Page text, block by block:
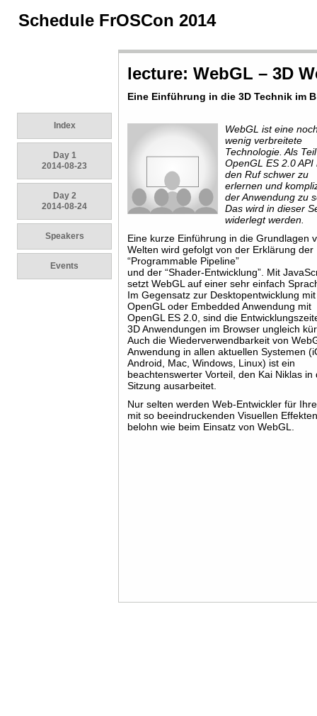
Schedule FrOSCon 2014
Index
Day 1
2014-08-23
Day 2
2014-08-24
Speakers
Events
lecture: WebGL – 3D
Eine Einführung in die 3D Technik im
WebGL ist eine
wenig verbreitete
Technologie. Als
OpenGL ES 2.0 API
den Ruf schwer zu
erlernen und
der Anwendung zu
Das wird in dieser
widerlegt werden.
Eine kurze Einführung in die Grundlagen
Welten wird gefolgt von der Erklärung der
“Programmable Pipeline”
und der “Shader-Entwicklung”. Mit
setzt WebGL auf einer sehr einfach
Im Gegensatz zur Desktopentwicklung mit
OpenGL oder Embedded Anwendung mit
OpenGL ES 2.0, sind die
3D Anwendungen im Browser ungleich
Auch die Wiederverwendbarkeit von
Anwendung in allen aktuellen Systemen
Android, Mac, Windows, Linux) ist ein
beachtenswerter Vorteil, den Kai Niklas in
Sitzung ausarbeitet.
Nur selten werden Web-Entwickler für
mit so beeindruckenden Visuellen
belohn wie beim Einsatz von WebGL.